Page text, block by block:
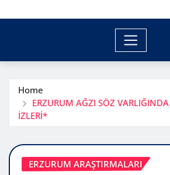
Home
ERZURUM AĞZI SÖZ VARLIĞINDA
İZLERİ*
ERZURUM ARAŞTIRMALARI